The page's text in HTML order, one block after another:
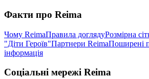
Факти про Reima
Чому ReimaПравила доглядуРозмірна
"Діти Героїв"Партнери ReimaПоширені
інформація
Соціальні мережі Reima